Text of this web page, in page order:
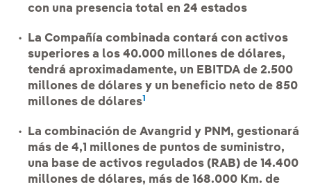
con una presencia total en 24 estados
La Compañía combinada contará con activos
superiores a los 40.000 millones de dólares,
tendrá aproximadamente, un EBITDA de 2.500
millones de dólares y un beneficio neto de 850
millones de dólares1
La combinación de Avangrid y PNM, gestionará
más de 4,1 millones de puntos de suministro,
una base de activos regulados (RAB) de 14.400
millones de dólares, más de 168.000 Km. de